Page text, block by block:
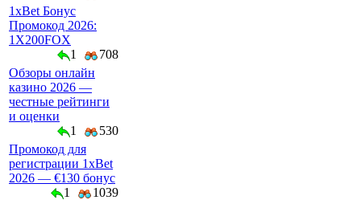
1xBet Бонус
Промокод 2026:
1X200FOX
1
708
Обзоры онлайн
казино 2026 —
честные рейтинги
и оценки
1
530
Промокод для
регистрации 1xBet
2026 — €130 бонус
1
1039